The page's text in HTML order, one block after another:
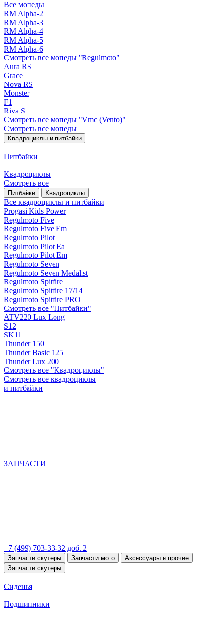
Все мопеды
RM Alpha-2
RM Alpha-3
RM Alpha-4
RM Alpha-5
RM Alpha-6
Смотреть все мопеды "Regulmoto"
Aura RS
Grace
Nova RS
Monster
F1
Riva S
Смотреть все мопеды "Vmc (Vento)"
Смотреть все мопеды
Квадроциклы и питбайки
Питбайки
Квадроциклы
Смотреть все
Питбайки Квадроциклы
Все квадроциклы и питбайки
Progasi Kids Power
Regulmoto Five
Regulmoto Five Em
Regulmoto Pilot
Regulmoto Pilot Ea
Regulmoto Pilot Em
Regulmoto Seven
Regulmoto Seven Medalist
Regulmoto Spitfire
Regulmoto Spitfire 17/14
Regulmoto Spitfire PRO
Смотреть все "Питбайки"
ATV220 Lux Long
S12
SK11
Thunder 150
Thunder Basic 125
Thunder Lux 200
Смотреть все "Квадроциклы"
Смотреть все квадроциклы
и питбайки
ЗАПЧАСТИ
+7 (499) 703-33-32 доб. 2
Запчасти скутеры Запчасти мото
Аксессуары и прочее
Запчасти скутеры
Сиденья
Подшипники